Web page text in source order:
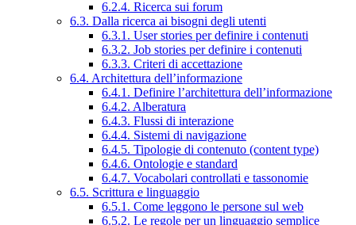
6.2.4. Ricerca sui forum
6.3. Dalla ricerca ai bisogni degli utenti
6.3.1. User stories per definire i contenuti
6.3.2. Job stories per definire i contenuti
6.3.3. Criteri di accettazione
6.4. Architettura dell’informazione
6.4.1. Definire l’architettura dell’informazione
6.4.2. Alberatura
6.4.3. Flussi di interazione
6.4.4. Sistemi di navigazione
6.4.5. Tipologie di contenuto (content type)
6.4.6. Ontologie e standard
6.4.7. Vocabolari controllati e tassonomie
6.5. Scrittura e linguaggio
6.5.1. Come leggono le persone sul web
6.5.2. Le regole per un linguaggio semplice